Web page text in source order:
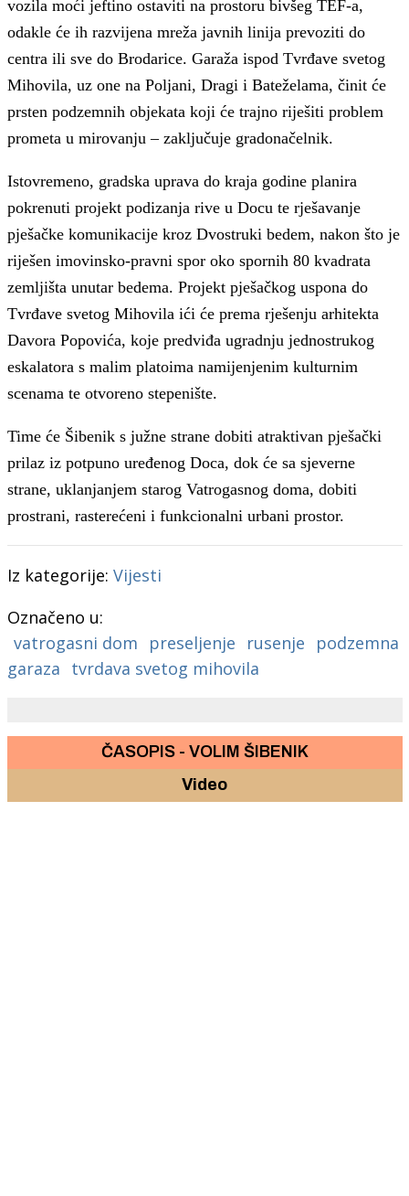
vozila moći jeftino ostaviti na prostoru bivšeg TEF-a,
odakle će ih razvijena mreža javnih linija prevoziti do
centra ili sve do Brodarice. Garaža ispod Tvrđave svetog
Mihovila, uz one na Poljani, Dragi i Bateželama, činit će
prsten podzemnih objekata koji će trajno riješiti problem
prometa u mirovanju – zaključuje gradonačelnik.
Istovremeno, gradska uprava do kraja godine planira
pokrenuti projekt podizanja rive u Docu te rješavanje
pješačke komunikacije kroz Dvostruki bedem, nakon što je
riješen imovinsko-pravni spor oko spornih 80 kvadrata
zemljišta unutar bedema. Projekt pješačkog uspona do
Tvrđave svetog Mihovila ići će prema rješenju arhitekta
Davora Popovića, koje predviđa ugradnju jednostrukog
eskalatora s malim platoima namijenjenim kulturnim
scenama te otvoreno stepenište.
Time će Šibenik s južne strane dobiti atraktivan pješački
prilaz iz potpuno uređenog Doca, dok će sa sjeverne
strane, uklanjanjem starog Vatrogasnog doma, dobiti
prostrani, rasterećeni i funkcionalni urbani prostor.
Iz kategorije: Vijesti
Označeno u:
vatrogasni dom
preseljenje rusenje
podzemna
garaza tvrdava svetog mihovila
ČASOPIS - VOLIM ŠIBENIK
Video